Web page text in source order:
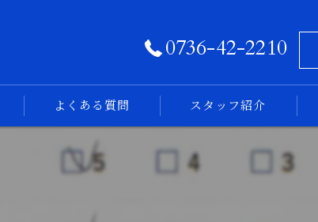
0736-42-2210
よくある質問 スタッフ紹介